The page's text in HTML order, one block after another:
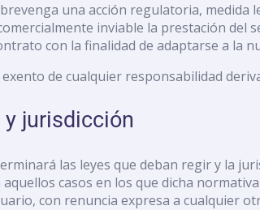
una acción regulatoria, medida
inviable la prestación del
con la finalidad de adaptarse a la
exento de cualquier responsabilidad
jurisdicción
las leyes que deban regir y la
casos en los que dicha
con renuncia expresa a